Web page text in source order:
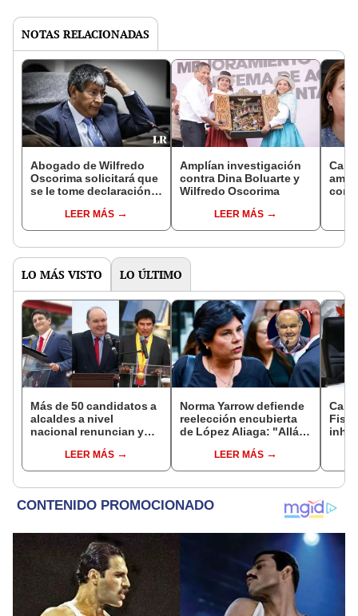
NOTAS RELACIONADAS
Abogado de Wilfredo
Oscorima solicitará que
se le tome declaración
LEER MÁS
Amplían investigación
contra Dina Boluarte y
Wilfredo Oscorima
LEER MÁS
LO MÁS VISTO LO ÚLTIMO
Más de 50 candidatos a
alcaldes a nivel
nacional renuncian y
encubiertaLEER MÁS
Norma Yarrow defiende
reelección encubierta
de López Aliaga: "Allá el
sacar la vuelta"
LEER MÁS